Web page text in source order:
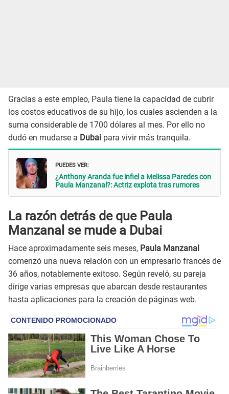
Gracias a este empleo, Paula tiene la capacidad de cubrir
los costos educativos de su hijo, los cuales ascienden a la
suma considerable de 1700 dólares al mes. Por ello no
dudó en mudarse a Dubai para vivir más tranquila.
PUEDES VER:
¿Anthony Aranda fue infiel a Melissa Paredes con
Paula Manzanal?: Actriz explota tras rumores
La razón detrás de que Paula
Manzanal se mude a Dubai
Hace aproximadamente seis meses, Paula Manzanal
comenzó una nueva relación con un empresario francés de
36 años, notablemente exitoso. Según reveló, su pareja
dirige varias empresas que abarcan desde restaurantes
hasta aplicaciones para la creación de páginas web.